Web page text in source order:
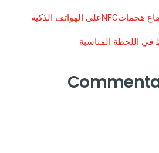
كاسبرسكي تكشف عن ارتفاع هجماتNFCعلى الهواتف الذكية